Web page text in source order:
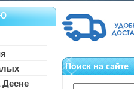
Поиск на сайте